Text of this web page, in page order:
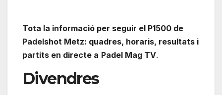
Tota la informació per seguir el P1500 de
Padelshot Metz: quadres, horaris, resultats i
partits en directe a Padel Mag TV.
Divendres